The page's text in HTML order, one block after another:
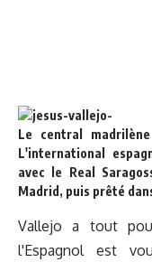
Le central
L'international
avec le Real
Madrid, puis prêté
Vallejo a tout
l'Espagnol est